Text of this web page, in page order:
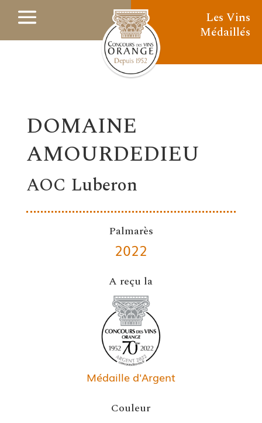
Les Vins
Médaillés
DOMAINE
AMOURDEDIEU
AOC Luberon
Palmarès
2022
A reçu la
Médaille d'Argent
Couleur